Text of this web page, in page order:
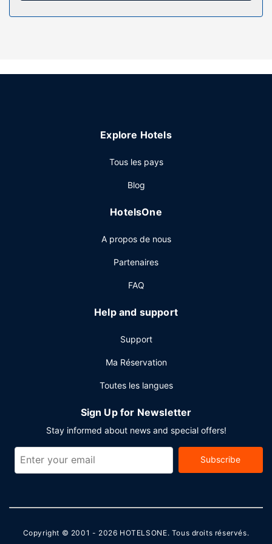
Vous apprécierez sans aucun doute les nombreuses
conciergerie et une salle de jeux vidéo.
plus gourmands pour le dîner à S Comme, un restaurant
moitié. Si vous préférez le confort de votre chambre, vous
petit déjeuner buffet est servi tous les jours de 08 h 30 à
10 h 30 moyennant un supplément.
d'affaires, un service d'arrivée express et des journaux
gratuits dans le hall. Si vous devez organiser une réunion à
événements mesurant 45 mètres carrés et comprenant un
espace de conférence et une salle de réunion. Un parking
Explore Hotels
Tous les pays
Blog
HotelsOne
A propos de nous
Partenaires
FAQ
Help and support
Support
Ma Réservation
Toutes les langues
Sign Up for Newsletter
Stay informed about news and special offers!
Subscribe
Copyright © 2001 - 2026 HOTELSONE. Tous droits réservés.